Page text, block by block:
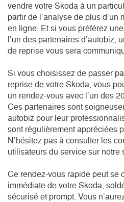
vendre votre Skoda à un
partir de l’analyse de plus d’un
en ligne. Et si vous préférez
l’un des partenaires d’autobiz,
de reprise vous sera
Si vous choisissez de passer
reprise de votre Skoda, vous
un rendez-vous avec l’un des
Ces partenaires sont
autobiz pour leur
sont régulièrement appréciées
N’hésitez pas à consulter les
utilisateurs du service sur notre
Ce rendez-vous rapide peut se
immédiate de votre Skoda,
sécurisé et prompt. Vous